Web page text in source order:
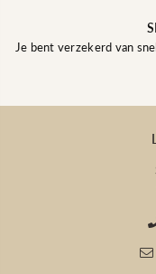
Je bent verzekerd van